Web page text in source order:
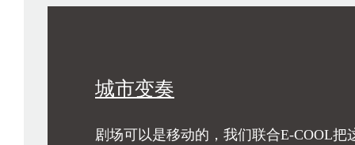
城市变奏
剧场可以是移动的，我们联合E-COOL把